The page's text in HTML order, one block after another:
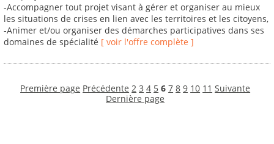
-Accompagner tout projet visant à gérer et organiser au mieux
les situations de crises en lien avec les territoires et les citoyens,
-Animer et/ou organiser des démarches participatives dans ses
domaines de spécialité [ voir l'offre complète ]
Première page Précédente 2 3 4 5 6 7 8 9 10 11 Suivante
Dernière page